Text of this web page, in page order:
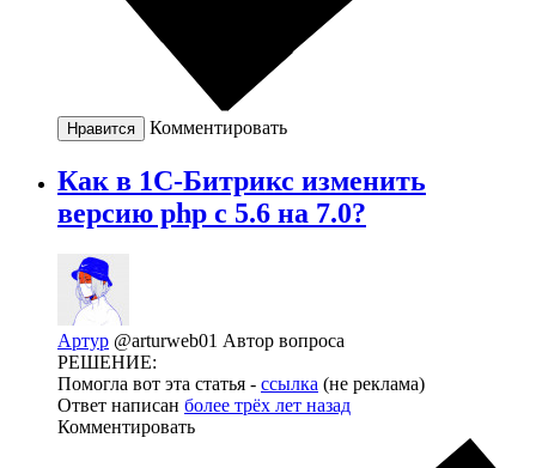
Нравится Комментировать
Как в 1С-Битрикс изменить
версию php с 5.6 на 7.0?
Артур @arturweb01 Автор вопроса
РЕШЕНИЕ:
Помогла вот эта статья - ссылка (не реклама)
Ответ написан более трёх лет назад
Комментировать